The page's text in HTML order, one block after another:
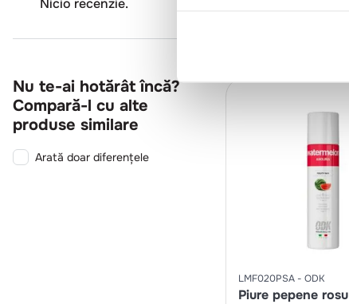
Nicio recenzie.
Nu te-ai hotărât încă?
Compară-l cu alte
produse similare
Arată doar diferențele
LMF020PSA ODK
Piure pepene rosu